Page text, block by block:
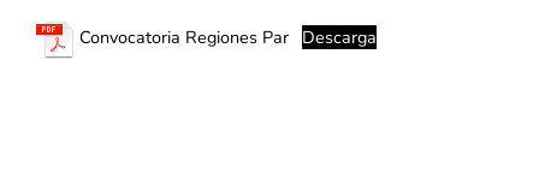
Convocatoria Regiones Par Descarga